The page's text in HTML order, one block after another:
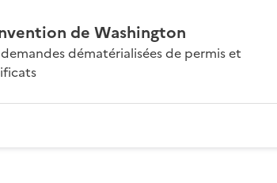
de Washington
dématérialisées de permis et